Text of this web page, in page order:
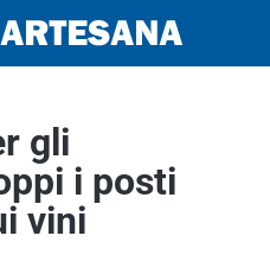
gli
i posti
vini